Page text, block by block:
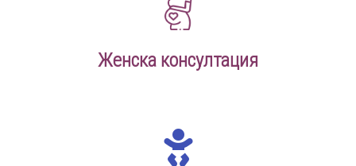
Женска консултация